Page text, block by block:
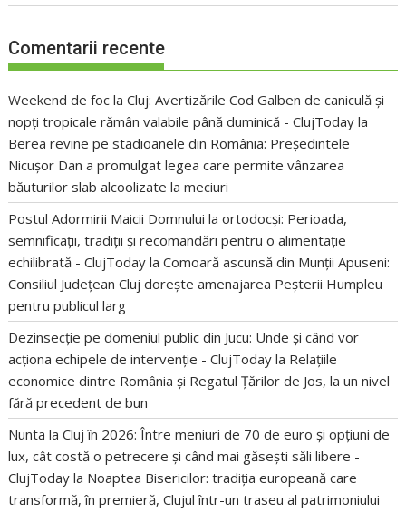
Comentarii recente
Weekend de foc la Cluj: Avertizările Cod Galben de caniculă și
nopți tropicale rămân valabile până duminică - ClujToday la
Berea revine pe stadioanele din România: Președintele
Nicușor Dan a promulgat legea care permite vânzarea
băuturilor slab alcoolizate la meciuri
Postul Adormirii Maicii Domnului la ortodocși: Perioada,
semnificații, tradiții și recomandări pentru o alimentație
echilibrată - ClujToday laComoară ascunsă din Munții Apuseni:
Consiliul Județean Cluj dorește amenajarea Peșterii Humpleu
pentru publicul larg
Dezinsecție pe domeniul public din Jucu: Unde și când vor
acționa echipele de intervenție - ClujToday la Relațiile
economice dintre România și Regatul Țărilor de Jos, la un nivel
fără precedent de bun
Nunta la Cluj în 2026: Între meniuri de 70 de euro și opțiuni de
lux, cât costă o petrecere și când mai găsești săli libere -
ClujToday la Noaptea Bisericilor: tradiția europeană care
transformă, în premieră, Clujul într-un traseu al patrimoniului